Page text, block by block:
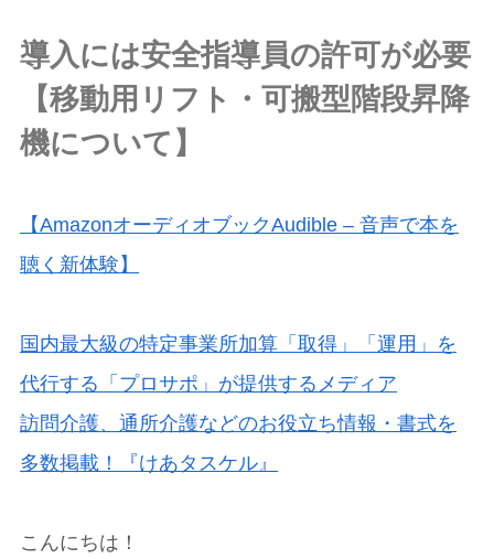
導入には安全指導員の許可が必要
【移動用リフト・可搬型階段昇降
機について】
【AmazonオーディオブックAudible – 音声で本を
聴く新体験】
国内最大級の特定事業所加算「取得」「運用」を
代行する「プロサポ」が提供するメディア
訪問介護、通所介護などのお役立ち情報・書式を
多数掲載！『けあタスケル』
こんにちは！